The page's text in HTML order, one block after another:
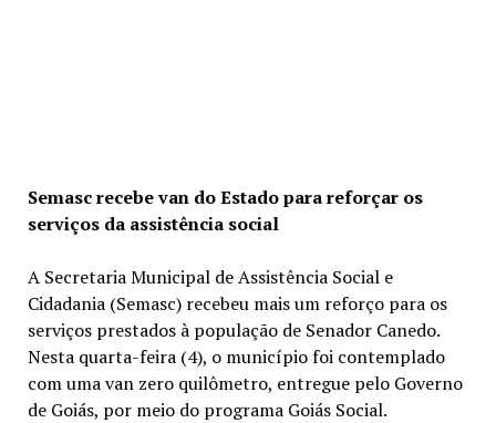
Semasc recebe van do Estado para reforçar os
serviços da assistência social
A Secretaria Municipal de Assistência Social e
Cidadania (Semasc) recebeu mais um reforço para os
serviços prestados à população de Senador Canedo.
Nesta quarta-feira (4), o município foi contemplado
com uma van zero quilômetro, entregue pelo Governo
de Goiás, por meio do programa Goiás Social.